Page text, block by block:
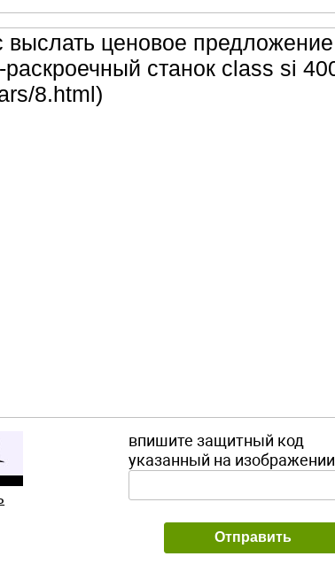
впишите защитный код
указанный на изображении